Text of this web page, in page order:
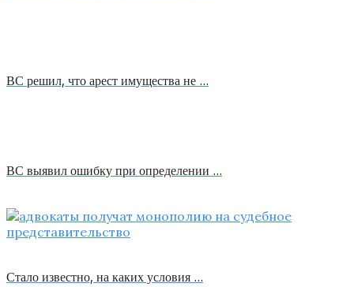
ВС решил, что арест имущества не …
ВС выявил ошибку при определении …
Стало известно, на каких условия …